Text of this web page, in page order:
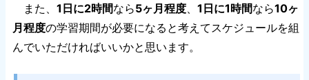
また、 1日に2時間なら5ヶ月程度 1日に1時間なら10ヶ
月程度の学習期間が必要になると考えてスケジュールを組
んでいただければいいかと思います。